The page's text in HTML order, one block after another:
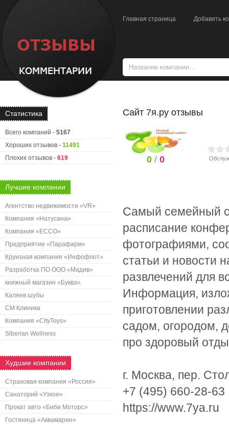
Главная страница Добавить
Статистика
Всего компаний - 5167
Хороших отзывов - 11491
Плохих отзывов - 619
Лучшие компании
Агентство недвижимости «VR»
Компания «Натусана»
Компания «ECCO»
Предприятие «Парафарм»
Круизная компания «Инфофлот»
Разработка ПО ООО «Мадив»
книжный магазин «Буква»
Каляев шубы
СМ Клиника
Компания «CityToys»
Siberian Wellness
Худшие компании
Страховая компания «Россия»
Санаторий «Узкое»
Прокат авто «Биби Моторс»
Гостиница «Аквамарин»
Сайт 7я.ру отзывы
0 /0
Самый семейный
расписание
фотографиями,
статьи и новости
развлечений для
Информация,
приготовлении
садом, огородом,
про здоровый
г. Москва, пер.
+7 (495) 660-28-63
https://www.7ya.ru